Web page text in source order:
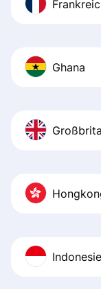
Ghana